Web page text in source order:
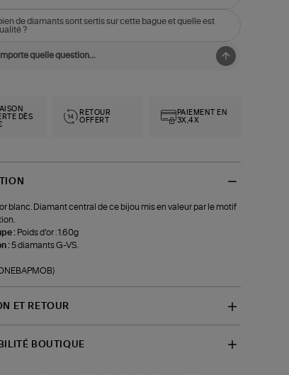
de diamants sont sertis sur cette bague et quelle est
?
DÈS
RETOUR
OFFERT
PAIEMENT EN
3X,4X
blanc. Diamant central de ce bijou mis en valeur par le motif
: Poids d’or : 1.60g
:5 diamants G-VS.
ET RETOUR
BOUTIQUE